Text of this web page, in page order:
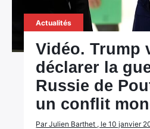
Actualités
Vidéo. Trump
déclarer la
Russie de
un conflit
Par Julien Barthet , le 10 janvier